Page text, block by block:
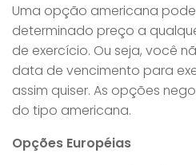
Uma opção americana
determinado preço a
de exercício. Ou seja, você
data de vencimento para
assim quiser. As opções
do tipo americana.
Opções Européias